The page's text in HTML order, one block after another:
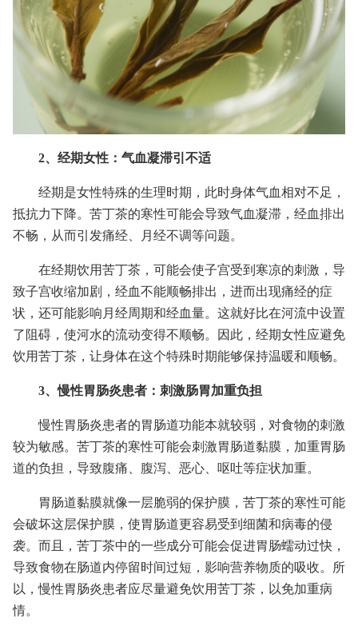
2、经期女性：气血凝滞引不适
经期是女性特殊的生理时期，此时身体气血相对不足，
抵抗力下降。苦丁茶的寒性可能会导致气血凝滞，经血排出
不畅，从而引发痛经、月经不调等问题。
在经期饮用苦丁茶，可能会使子宫受到寒凉的刺激，导
致子宫收缩加剧，经血不能顺畅排出，进而出现痛经的症
状，还可能影响月经周期和经血量。这就好比在河流中设置
了阻碍，使河水的流动变得不顺畅。因此，经期女性应避免
饮用苦丁茶，让身体在这个特殊时期能够保持温暖和顺畅。
3、慢性胃肠炎患者：刺激肠胃加重负担
慢性胃肠炎患者的胃肠道功能本就较弱，对食物的刺激
较为敏感。苦丁茶的寒性可能会刺激胃肠道黏膜，加重胃肠
道的负担，导致腹痛、腹泻、恶心、呕吐等症状加重。
胃肠道黏膜就像一层脆弱的保护膜，苦丁茶的寒性可能
会破坏这层保护膜，使胃肠道更容易受到细菌和病毒的侵
袭。而且，苦丁茶中的一些成分可能会促进胃肠蠕动过快，
导致食物在肠道内停留时间过短，影响营养物质的吸收。所
以，慢性胃肠炎患者应尽量避免饮用苦丁茶，以免加重病
情。